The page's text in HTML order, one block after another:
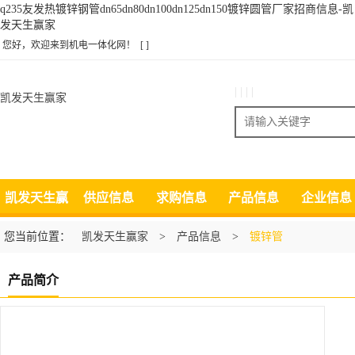
q235友发热镀锌钢管dn65dn80dn100dn125dn150镀锌圆管厂家招商信息-凯
发天生赢家
您好，欢迎来到机电一体化网！ [ ]
凯发天生赢家
搜索
凯发天生赢
家
供应信息 求购信息 产品信息 企业信息
您当前位置： 凯发天生赢家 > 产品信息 > 镀锌管
产品简介